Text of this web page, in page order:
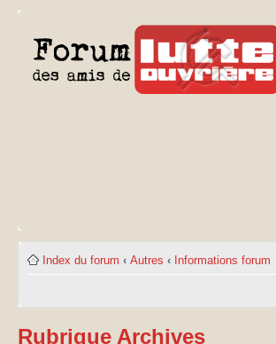
Index du forum ‹ Autres ‹ Informations forum
Rubrique Archives